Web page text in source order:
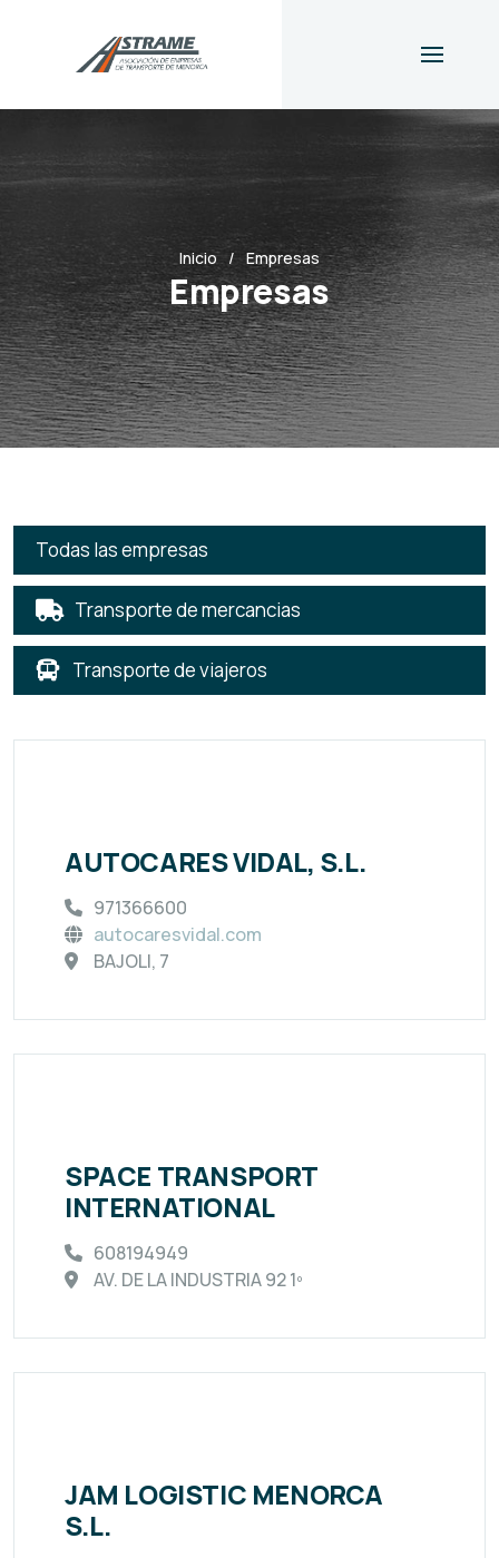
Inicio Empresas
Empresas
Todas las empresas
Transporte de mercancias
Transporte de viajeros
AUTOCARES VIDAL, S.L.
971366600
autocaresvidal.com
BAJOLI, 7
SPACE TRANSPORT
INTERNATIONAL
608194949
AV. DE LA INDUSTRIA 92 1º
JAM LOGISTIC MENORCA
S.L.